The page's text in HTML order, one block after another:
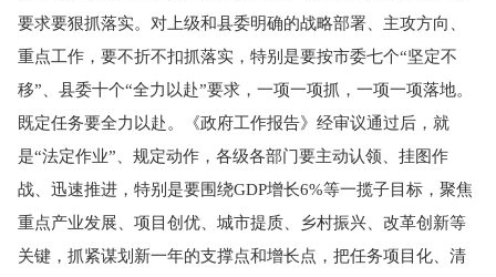
要求要狠抓落实。对上级和县委明确的战略部署、主攻方向、
重点工作，要不折不扣抓落实，特别是要按市委七个“坚定不
移”、县委十个“全力以赴”要求，一项一项抓，一项一项落地。
既定任务要全力以赴。《政府工作报告》经审议通过后，就
是“法定作业”、规定动作，各级各部门要主动认领、挂图作
战、迅速推进，特别是要围绕GDP增长6%等一揽子目标，聚焦
重点产业发展、项目创优、城市提质、乡村振兴、改革创新等
关键，抓紧谋划新一年的支撑点和增长点，把任务项目化、清